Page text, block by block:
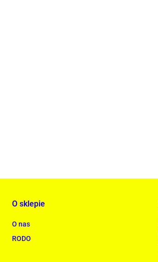
O sklepie
O nas
RODO